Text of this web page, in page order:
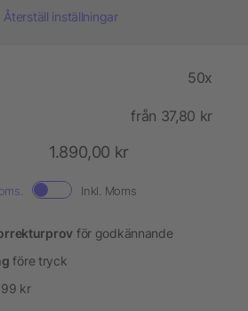
Återställ inställningar
50x
från 37,80 kr
1.890,00 kr
Inkl. Moms
för godkännande
före tryck
kr